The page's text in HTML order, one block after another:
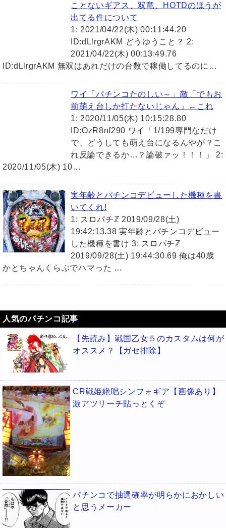
ことないギアス、双竜、HOTDのほうが
出てる件について
1: 2021/04/22(木) 00:11:44.20
ID:dLlrgrAKM どうゆうこと？ 2:
2021/04/22(木) 00:13:49.76
ID:dLlrgrAKM 無双はあれだけの台数で稼働してるのに…
ワイ「パチンコたのしい～」敵「でもお
前萌え台しか打たないじゃん」←これ
1: 2020/11/05(木) 10:15:28.80
ID:OzR8nf290 ワイ「1/199専門なだけ
で、どうしても萌え台になるんやが？こ
れ反論できるか…？論破ァッ！！！」 2:
2020/11/05(木) 10…
実年齢とパチンコデビューした機種を書
いてくれ!
1: スロパチℤ 2019/09/28(土)
19:42:13.38 実年齢とパチンコデビュー
した機種を書け 3: スロパチℤ
2019/09/28(土) 19:44:30.69 俺は40歳
かとちゃんくらぶでハマった …
人気のパチンコ記事
【先読み】戦国乙女５のカスタムは何が
オススメ？【ガセ排除】
CR戦姫絶唱シンフォギア【画像あり】
激アツリーチ貼っとくぞ
パチンコで抽選確率が明らかにおかしい
と思うメーカー